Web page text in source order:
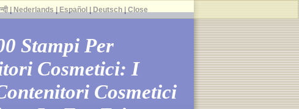
Stampi Per
Cosmetici: I
Cosmetici
| Nederlands Español Deutsch| Close